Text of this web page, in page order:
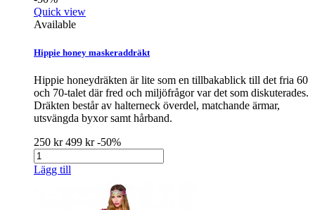
Quick view
Available
Hippie honey maskeraddräkt
Hippie honeydräkten är lite som en tillbakablick till det fria 60
och 70-talet där fred och miljöfrågor var det som diskuterades.
Dräkten består av halterneck överdel, matchande ärmar,
utsvängda byxor samt hårband.
250 kr499 kr-50%
Lägg till